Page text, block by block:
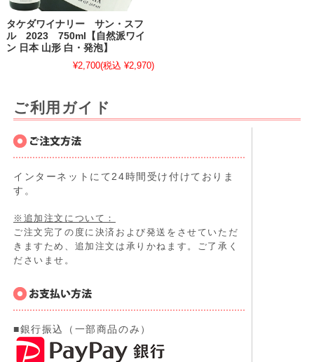
タケダワイナリー サン・スフ
ル 2023 750ml【自然派ワイ
ン 日本 山形 白・発泡】
¥2,700(税込 ¥2,970)
ご利用ガイド
インターネットにて24時間受け付けておりま
す。
※追加注文について：
ご注文完了の度に決済および発送をさせていただ
きますため、追加注文は承りかねます。ご了承く
ださいませ。
■銀行振込（一部商品のみ）